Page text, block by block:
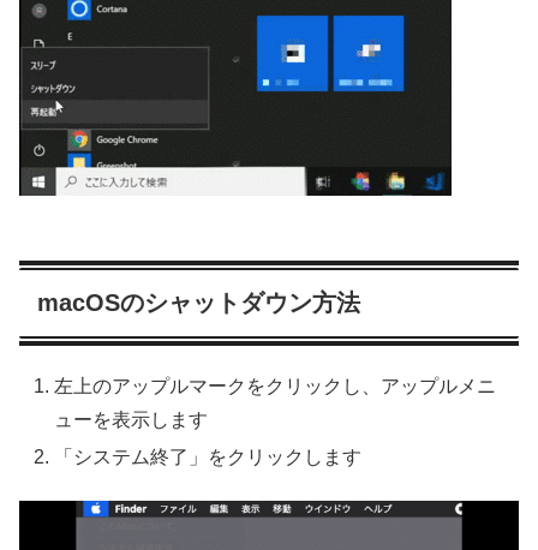
macOSのシャットダウン方法
左上のアップルマークをクリックし、アップルメニ
ューを表示します
「システム終了」をクリックします